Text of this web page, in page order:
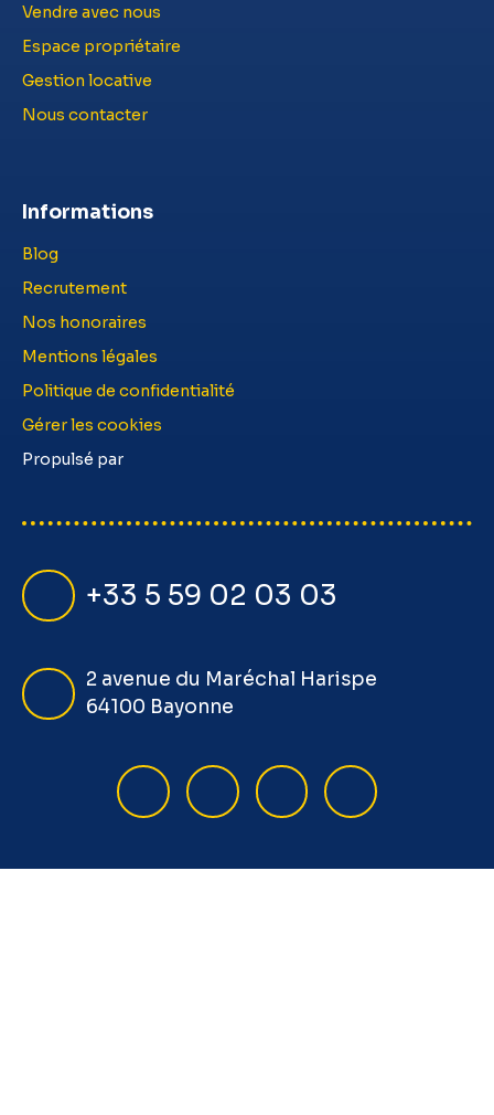
Vendre avec nous
Espace propriétaire
Gestion locative
Nous contacter
Informations
Blog
Recrutement
Nos honoraires
Mentions légales
Politique de confidentialité
Gérer les cookies
Propulsé par
+33 5 59 02 03 03
2 avenue du Maréchal Harispe
64100 Bayonne